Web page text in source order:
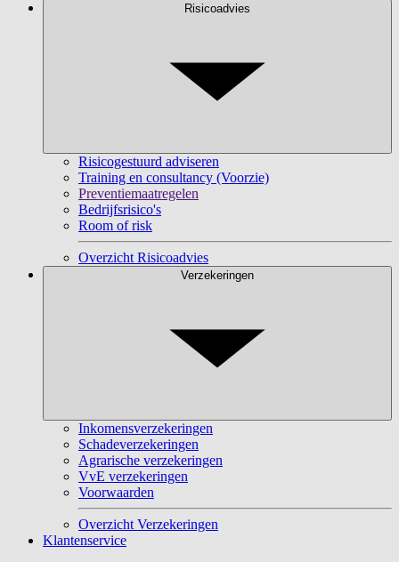
Risicoadvies
Risicogestuurd adviseren
Training en consultancy (Voorzie)
Preventiemaatregelen
Bedrijfsrisico's
Room of risk
Overzicht Risicoadvies
Verzekeringen
Inkomensverzekeringen
Schadeverzekeringen
Agrarische verzekeringen
VvE verzekeringen
Voorwaarden
Overzicht Verzekeringen
Klantenservice